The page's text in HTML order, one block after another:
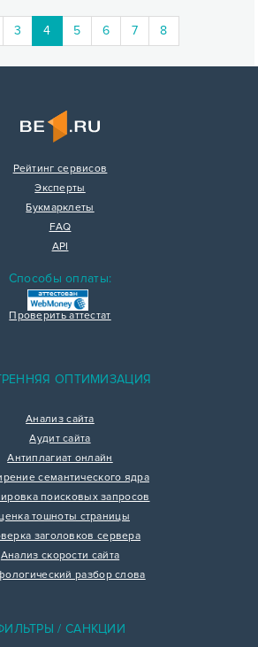
3 4(current)
5 6 7 8
Рейтинг сервисов
Эксперты
Букмарклеты
FAQ
API
Способы оплаты:
Проверить аттестат
ОПТИМИЗАЦИЯ
Анализ сайта
Аудит сайта
Антиплагиат онлайн
семантического ядра
поисковых запросов
тошноты страницы
заголовков сервера
Анализ скорости сайта
разбор слова
/ САНКЦИИ